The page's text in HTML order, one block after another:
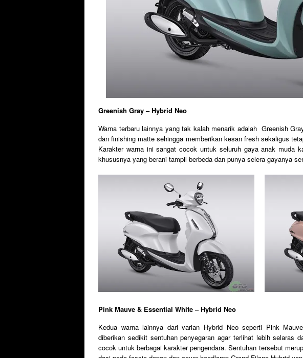
Greenish Gray – Hybrid Neo
Warna terbaru lainnya yang tak kalah menarik adalah Greenish
dan finishing matte sehingga memberikan kesan fresh sekaligus
Karakter warna ini sangat cocok untuk seluruh gaya anak muda
khususnya yang berani tampil berbeda dan punya selera gayanya
Pink Mauve & Essential White – Hybrid Neo
Kedua warna lainnya dari varian Hybrid Neo seperti Pink
diberikan sedikit sentuhan penyegaran agar terlihat lebih selaras
cocok untuk berbagai karakter pengendara. Sentuhan tersebut